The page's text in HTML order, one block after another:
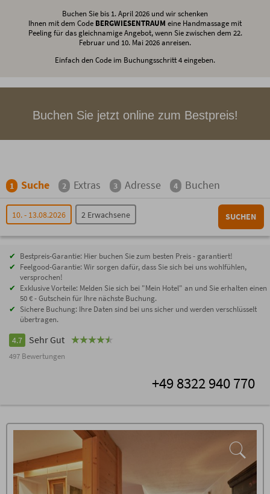
Buchen Sie bis 1. April 2026 und wir schenken
Ihnen mit dem Code BERGWIESENTRAUM eine Handmassage mit
Peeling für das gleichnamige Angebot, wenn Sie zwischen dem 22.
Februar und 10. Mai 2026 anreisen.
Einfach den Code im Buchungsschritt 4 eingeben.
Buchen Sie jetzt online zum Bestpreis!
1 Suche 2 Extras 3 Adresse 4 Buchen
10. - 13.08.2026 2 Erwachsene SUCHEN
Bestpreis-Garantie: Hier buchen Sie zum besten Preis - garantiert!
Feelgood-Garantie: Wir sorgen dafür, dass Sie sich bei uns wohlfühlen,
versprochen!
Exklusive Vorteile: Melden Sie sich bei "Mein Hotel" an und Sie erhalten einen
50 € - Gutschein für Ihre nächste Buchung.
Sichere Buchung: Ihre Daten sind bei uns sicher und werden verschlüsselt
übertragen.
4.7 Sehr Gut
497 Bewertungen
+49 8322 940 770